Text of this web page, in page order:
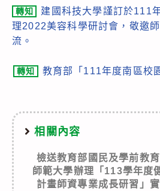
more
articles
轉知
建國科技大學謹訂於111
理2022美容科學研討會，敬邀
流。
轉知
教育部「111年度南區校
相關內容
檢送教育部國民及學前教
師範大學辦理「113學年度
計畫師資專業成長研習」